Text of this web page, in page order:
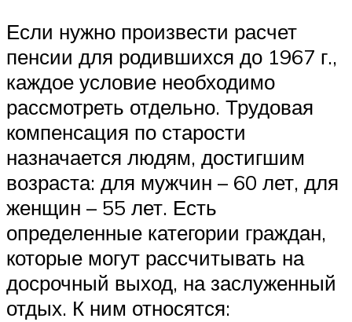
Если нужно произвести расчет
пенсии для родившихся до 1967 г.,
каждое условие необходимо
рассмотреть отдельно. Трудовая
компенсация по старости
назначается людям, достигшим
возраста: для мужчин – 60 лет, для
женщин – 55 лет. Есть
определенные категории граждан,
которые могут рассчитывать на
досрочный выход, на заслуженный
отдых. К ним относятся: